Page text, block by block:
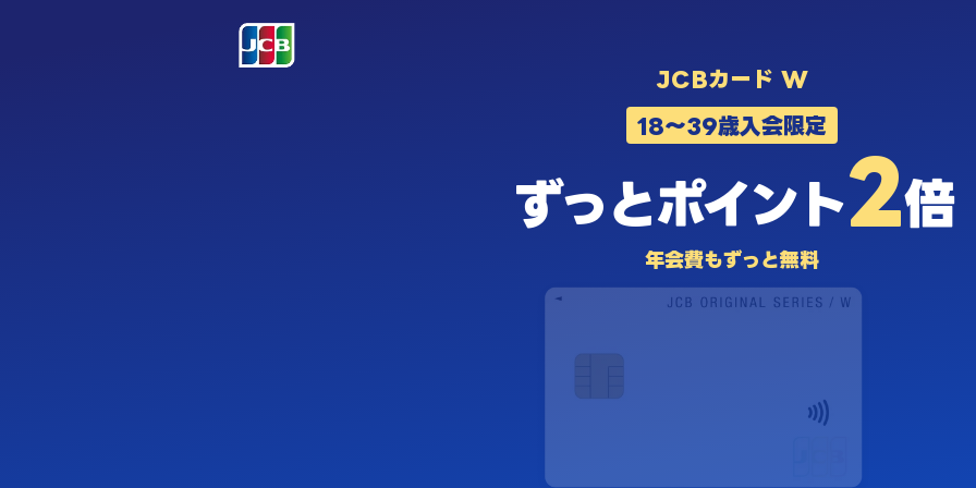
JCBカード W
18〜39歳入会限定
ずっとポイント2倍
年会費もずっと無料